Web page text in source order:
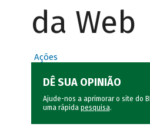
da Web
Ações
DÊ SUA OPINIÃO
Ajude-nos a aprimorar o site do
uma rápida pesquisa.